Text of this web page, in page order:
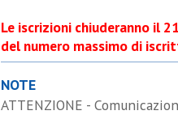
Le iscrizioni chiuderanno il
del numero massimo di
NOTE
ATTENZIONE -